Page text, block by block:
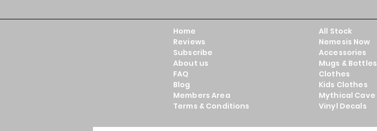
Home
Reviews
Subscribe
About us
FAQ
Blog
Members Area
Terms & Conditions
All Stock
Nemesis Now
Accessories
Mugs & Bottles
Clothes
Kids Clothes
Mythical Cave
Vinyl Decals